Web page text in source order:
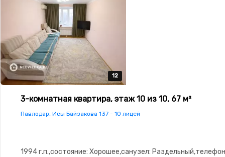
12
12
12
12
12
3-комнатная квартира, этаж 10 из 10, 67 м²
Павлодар, Исы Байзакова 137 - 10 лицей
1994 г.п.,состояние: Хорошее,санузел: